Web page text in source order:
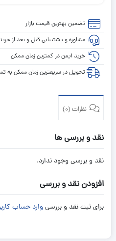
تضمین بهترین قیمت بازار
مشاوره و پشتیبانی قبل و بعد از
خرید ایمن در کمترین زمان ممکن
تحویل در سریعترین زمان ممکن به
نظرات (0)
نقد و بررسی ها
نقد و بررسی وجود ندارد.
افزودن نقد و بررسی
برای ثبت نقد و بررسیوارد حساب